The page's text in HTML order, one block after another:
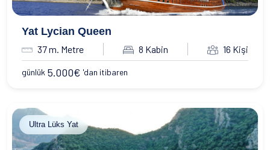
Yat Lycian Queen
37 m. Metre 8 Kabin 16 Kişi
günlük 5.000€ 'dan itibaren
Ultra Lüks Yat